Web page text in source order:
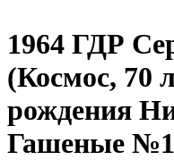
1964 ГДР
(Космос, 70
рождения
Гашеные